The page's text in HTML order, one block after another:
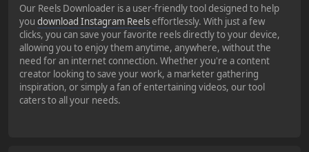
Our Reels Downloader is a user-friendly tool designed to help
you download Instagram Reelseffortlessly. With just a few
clicks, you can save your favorite reels directly to your device,
allowing you to enjoy them anytime, anywhere, without the
need for an internet connection. Whether you're a content
creator looking to save your work, a marketer gathering
inspiration, or simply a fan of entertaining videos, our tool
caters to all your needs.